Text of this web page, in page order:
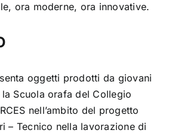
ora moderne, ora innovative.
oggetti prodotti da giovani
Scuola orafa del Collegio
nell’ambito del progetto
– Tecnico nella lavorazione di